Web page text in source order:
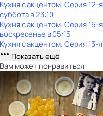
Кухня с акцентом. Серия 12-я
субботав23:10
Кухня с акцентом. Серия 15-я
воскресенье в05:15
Кухня с акцентом. Серия 13-я
Показать ещё
Вам может понравиться